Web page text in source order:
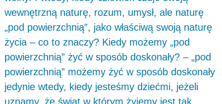
wewnętrzną naturę, rozum, umysł, ale naturę
„pod powierzchnią”, jako właściwą swoją naturę
życia – co to znaczy? Kiedy możemy „pod
powierzchnią” żyć w sposób doskonały? – „pod
powierzchnią” możemy żyć w sposób doskonały
jedynie wtedy, kiedy jesteśmy dziećmi, jeżeli
uznamy, że świat w którym żyjemy jest tak